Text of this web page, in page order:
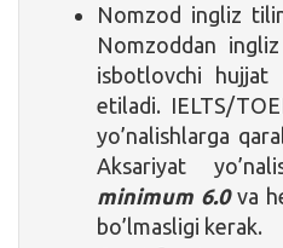
Nomzod ingliz
Nomzoddan
isbotlovchi hujjat
etiladi. IELTS/
yo’nalishlarga
Aksariyat
minimum 6.0va
bo’lmasligi kerak.